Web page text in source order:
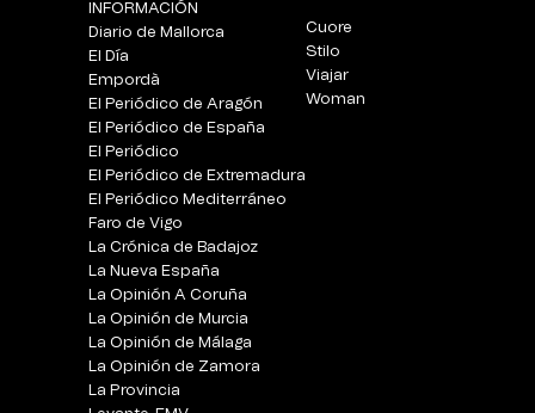
INFORMACIÓN
Diario de Mallorca
El Día
Empordà
El Periódico de Aragón
El Periódico de España
El Periódico
El Periódico de Extremadura
El Periódico Mediterráneo
Faro de Vigo
La Crónica de Badajoz
La Nueva España
La Opinión A Coruña
La Opinión de Murcia
La Opinión de Málaga
La Opinión de Zamora
La Provincia
Cuore
Stilo
Viajar
Woman